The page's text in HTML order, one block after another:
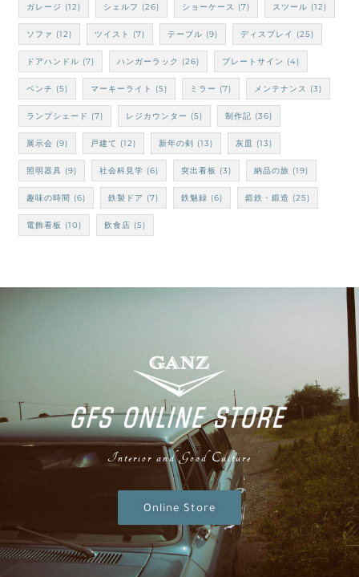
ガレージ (12) シェルフ (26) ショーケース (7) スツール (12)
ソファ (12) ツイスト (7) テーブル (9) ディスプレイ (25)
ドアハンドル (7) ハンガーラック (26) プレートサイン (4)
ベンチ (5) マーキーライト (5) ミラー (7) メンテナンス (3)
ランプシェード (7) レジカウンター (5) 制作記 (36)
展示会 (9) 戸建て (12) 新年の剣 (13) 灰皿 (13)
照明器具 (9) 社会科見学 (6) 突出看板 (3) 納品の旅 (19)
趣味の時間 (6) 鉄製ドア (7) 鉄魅録 (6) 鍛鉄・鍛造 (25)
電飾看板 (10) 飲食店 (5)
Interior and Good Culture
Online Store